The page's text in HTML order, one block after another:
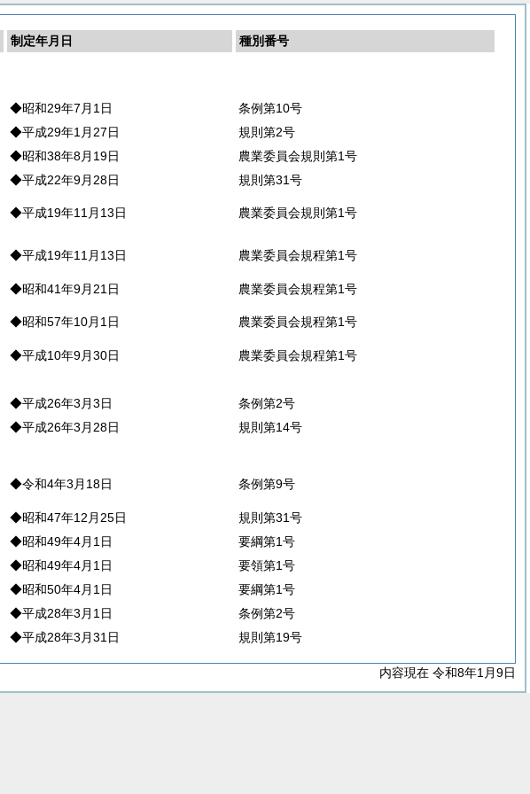
制定年月日
種別番号
◆昭和29年7月1日
条例第10号
◆平成29年1月27日
規則第2号
◆昭和38年8月19日
農業委員会規則第1号
◆平成22年9月28日
規則第31号
◆平成19年11月13日 農業委員会規則第1号
◆平成19年11月13日 農業委員会規程第1号
◆昭和41年9月21日
農業委員会規程第1号
◆昭和57年10月1日 農業委員会規程第1号
◆平成10年9月30日
農業委員会規程第1号
◆平成26年3月3日
条例第2号
◆平成26年3月28日
規則第14号
◆令和4年3月18日 条例第9号
◆昭和47年12月25日
規則第31号
◆昭和49年4月1日
要綱第1号
◆昭和49年4月1日
要領第1号
◆昭和50年4月1日
要綱第1号
◆平成28年3月1日
条例第2号
◆平成28年3月31日 規則第19号
内容現在 令和8年1月9日